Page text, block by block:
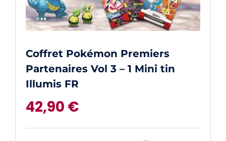
Coffret Pokémon Premiers
Partenaires Vol 3 – 1 Mini tin
Illumis FR
42,90 €